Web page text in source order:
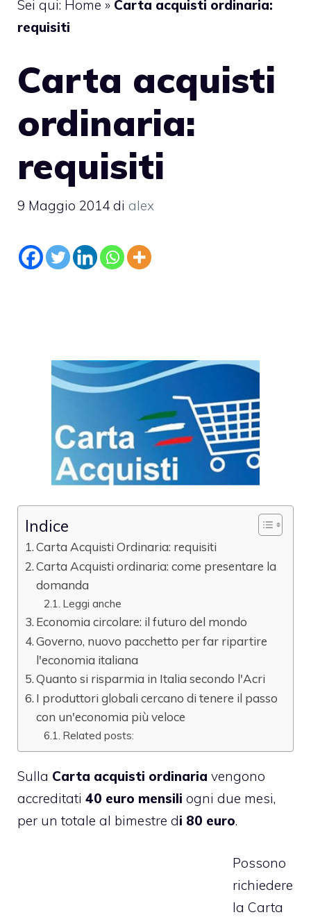
Sei qui: Home » Carta acquisti ordinaria:
requisiti
Carta acquisti
ordinaria:
requisiti
9 Maggio 2014 di alex
Indice
Carta Acquisti Ordinaria: requisiti
Carta Acquisti ordinaria: come presentare la
domanda
Leggi anche
Economia circolare: il futuro del mondo
Governo, nuovo pacchetto per far ripartire
l'economia italiana
Quanto si risparmia in Italia secondo l'Acri
I produttori globali cercano di tenere il passo
con un'economia più veloce
Related posts:
Sulla Carta acquisti ordinaria vengono
accreditati 40 euro mensili ogni due mesi,
per un totale al bimestre di 80 euro.
Possono
richiedere
la Carta